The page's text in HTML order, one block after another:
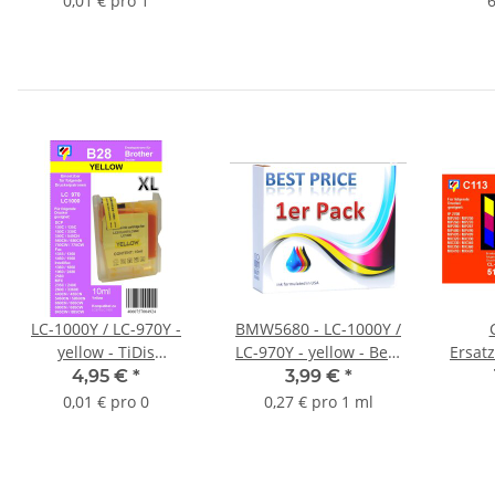
LC-1000Y / LC-970Y -
yellow - TiDis
Ersatzdruckerpatrone
für ca. 400 Seiten
4,95 € *
0,01 € pro 0
BMW5680 - LC-1000Y /
LC-970Y - yellow - Best
Price
Ersatzdruckerpatrone
3,99 € *
0,27 € pro 1 ml
mit